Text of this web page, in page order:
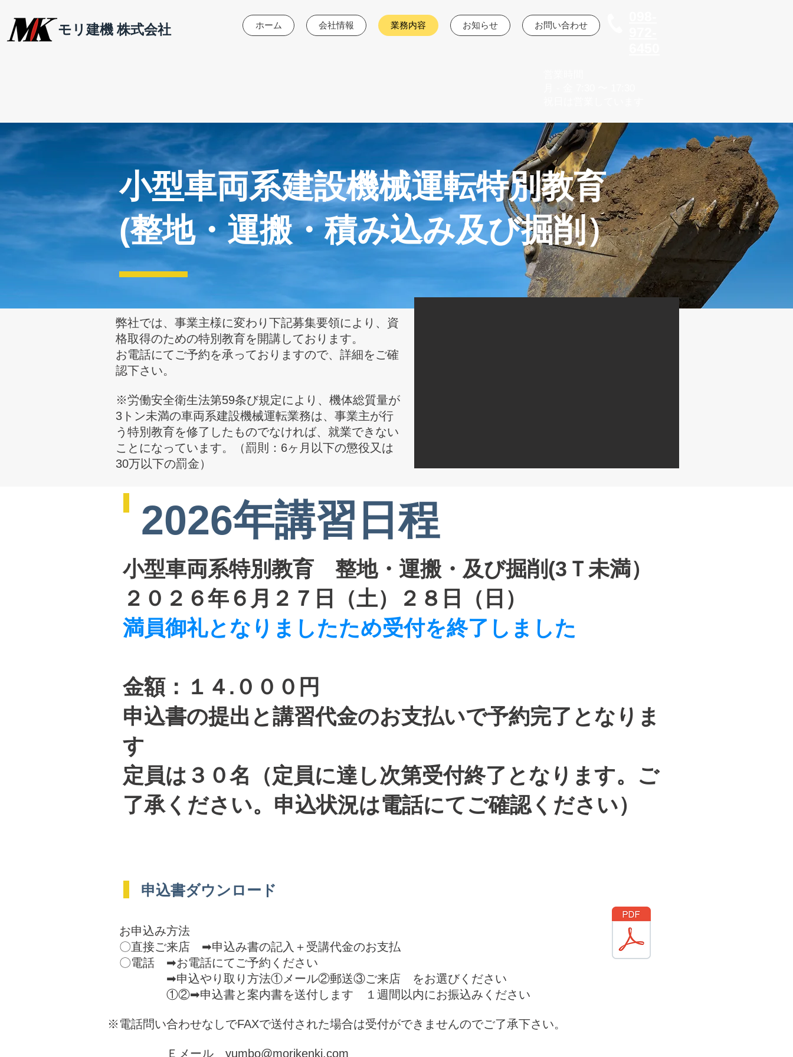
モリ建機 株式会社 ホーム 会社情報 業務内容 お知らせ お問い合わせ
小型車両系建設機械運転特別教育
(整地・運搬・積み込み及び掘削）
弊社では、事業主様に変わり下記募集要領により、資
格取得のための特別教育を開講しております。
お電話にてご予約を承っておりますので、詳細をご確
認下さい。
※労働安全衛生法第59条び規定により、機体総質量が
3トン未満の車両系建設機械運転業務は、事業主が行
う特別教育を修了したものでなければ、就業できない
ことになっています。（罰則：6ヶ月以下の懲役又は
30万以下の罰金）
2026年講習日程
小型車両系特別教育 整地・運搬・及び掘削(3Ｔ未満）
​２０２６年６月２７日（土）２８日（日）
満員御礼となりましたため受付を終了しました
金額：１４.０００円
申込書の提出と講習代金のお支払いで予約完了となりま
す
​定員は３０名（定員に達し次第受付終了となります。ご
了承ください。申込状況は電話にてご確認ください）
申込書ダウンロード
お申込み方法
〇直接ご来店 ➡申込み書の記入＋受講代金のお支払
〇電話 ➡お電話にてご予約ください
➡申込やり取り方法①メール②郵送③ご来店 をお選びください
①②➡申込書と案内書を送付します １週間以内にお振込みください
※ 電話問い合わせなしでFAXで送付された場合は受付ができませんのでご了承下さい。
Ｅメール yumbo@morikenki.com